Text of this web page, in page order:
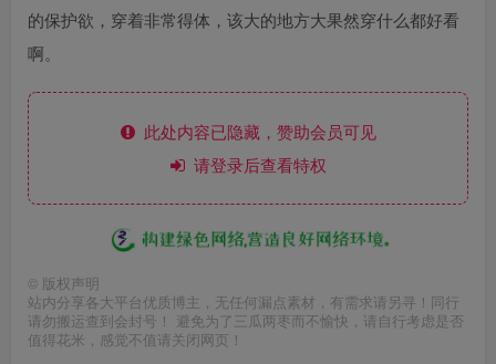
的保护欲，穿着非常得体，该大的地方大果然穿什么都好看
啊。
此处内容已隐藏，赞助会员可见
请登录后查看特权
© 版权声明
站内分享各大平台优质博主，无任何漏点素材，有需求请另寻！同行
请勿搬运查到会封号！ 避免为了三瓜两枣而不愉快，请自行考虑是否
值得花米，感觉不值请关闭网页！